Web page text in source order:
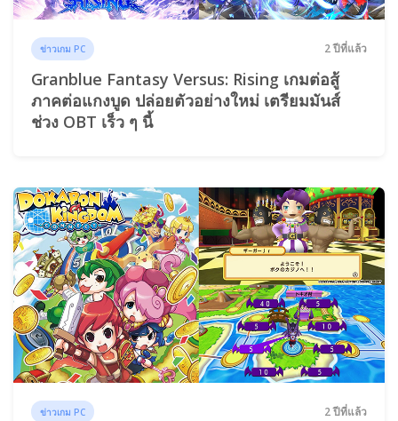
ข่าวเกม PC 2 ปีที่แล้ว
Granblue Fantasy Versus: Rising เกมต่อสู้
ภาคต่อแกงบูด ปล่อยตัวอย่างใหม่ เตรียมมันส์
ช่วง OBT เร็ว ๆ นี้
ข่าวเกม PC 2 ปีที่แล้ว